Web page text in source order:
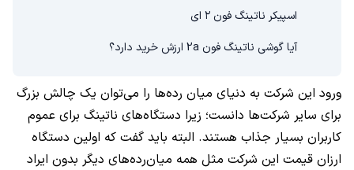
اسپیکر ناتینگ فون ۲ ای
آیا گوشی ناتینگ فون 2a ارزش خرید دارد؟
ورود این شرکت به دنیای میان رده‌‌ها را می‌توان یک چالش بزرگ
برای سایر شرکت‌ها دانست؛ زیرا دستگاه‌های ناتینگ برای عموم
کاربران بسیار جذاب هستند. البته باید گفت که اولین دستگاه
ارزان قیمت این شرکت مثل همه میان‌رده‌های دیگر بدون ایراد